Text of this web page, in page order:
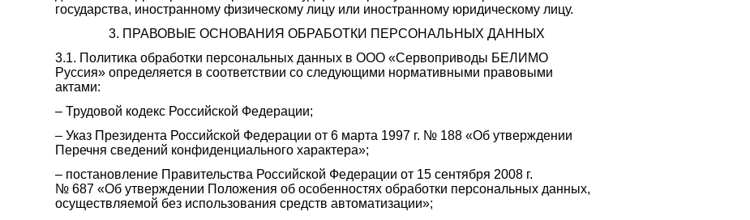
государства, иностранному физическому лицу или иностранному юридическому лицу.
3. ПРАВОВЫЕ ОСНОВАНИЯ ОБРАБОТКИ ПЕРСОНАЛЬНЫХ ДАННЫХ
3.1. Политика обработки персональных данных в ООО «Сервоприводы БЕЛИМО
Руссия» определяется в соответствии со следующими нормативными правовыми
актами:
– Трудовой кодекс Российской Федерации;
– Указ Президента Российской Федерации от 6 марта 1997 г. № 188 «Об утверждении
Перечня сведений конфиденциального характера»;
– постановление Правительства Российской Федерации от 15 сентября 2008 г.
№ 687 «Об утверждении Положения об особенностях обработки персональных данных,
осуществляемой без использования средств автоматизации»;